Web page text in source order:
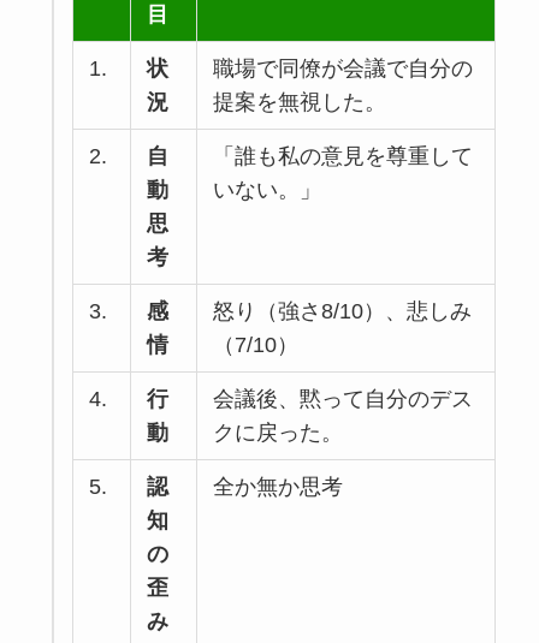
目
1.
状
況
職場で同僚が会議で自分の
提案を無視した。
2.
自
動
思
考
「誰も私の意見を尊重して
いない。」
3.
感
情
怒り（強さ8/10）、悲しみ
（7/10）
4.
行
動
会議後、黙って自分のデス
クに戻った。
5.
認
知
の
歪
み
全か無か思考